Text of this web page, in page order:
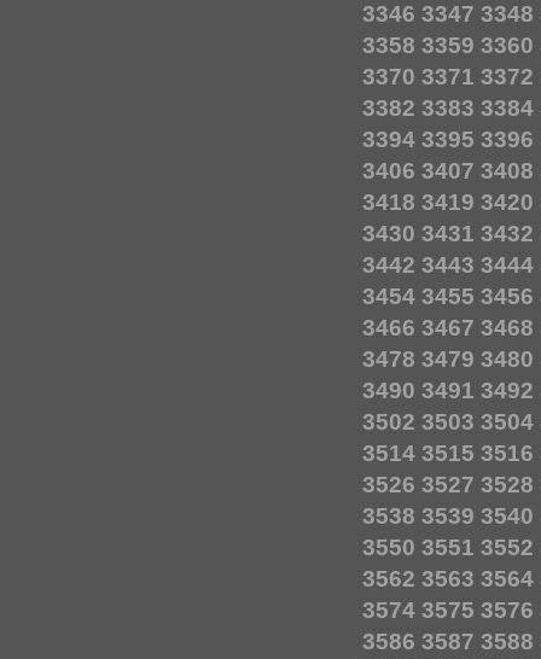
3346 3347 3348
3358 3359 3360
3370 3371 3372
3382 3383 3384
3394 3395 3396
3406 3407 3408
3418 3419 3420
3430 3431 3432
3442 3443 3444
3454 3455 3456
3466 3467 3468
3478 3479 3480
3490 3491 3492
3502 3503 3504
3514 3515 3516
3526 3527 3528
3538 3539 3540
3550 3551 3552
3562 3563 3564
3574 3575 3576
3586 3587 3588